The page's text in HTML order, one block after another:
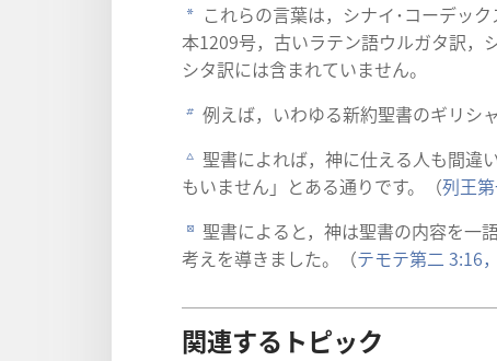
a これらの言葉は，シナイ･コーデッ
本1209号， 古いラテン語ウルガタ訳，
シタ訳には含まれていません。
b 例えば，いわゆる新約聖書のギリシャ
c 聖書によれば， 神に仕える人も間違
もいません」とある通りです。（列王第
d 聖書によると， 神は聖書の内容を一
考えを導きました。（テモテ第二 3:16
関連するトピック